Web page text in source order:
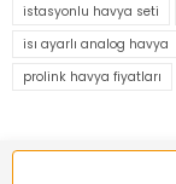
Görüş ve
Ürün resmi
Ürün
istasyonlu havya seti
isı ayarlı analog havya
prolink havya fiyatları